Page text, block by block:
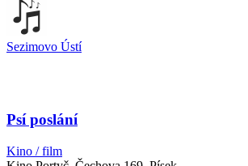
Sezimovo Ústí
Psí poslání
Kino / film